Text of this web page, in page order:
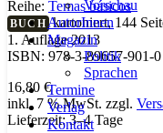
Vorschau
AutorInnen
Magazin
Politik
Sprachen
Termine
Verlag
Kontakt
Reihe: Temas básicos
BUCH kartoniert, 144
1. Auflage 2013
ISBN: 978-3-89657-901-0
16,80 €
inkl. 7 % MwSt. zzgl.
Lieferzeit:3–4 Tage